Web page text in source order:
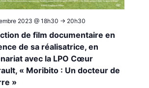
2023 @ 18h30 -> 20h30
de film documentaire en
de sa réalisatrice, en
avec la LPO Cœur
« Moribito : Un docteur de
»